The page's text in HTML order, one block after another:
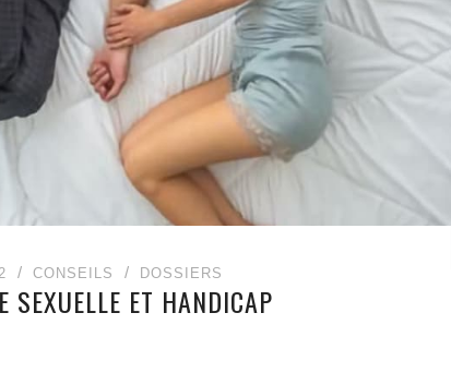
CONSEILS DOSSIERS
SEXUELLE ET HANDICAP